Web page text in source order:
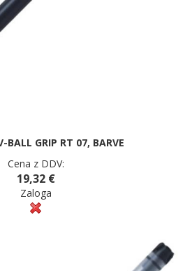
GRIP RT 07, BARVE
Cena z DDV:
19,32 €
Zaloga